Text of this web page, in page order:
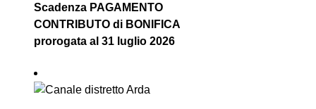
Scadenza PAGAMENTO
CONTRIBUTO di BONIFICA
prorogata al 31 luglio 2026